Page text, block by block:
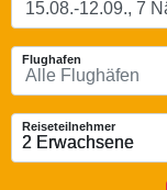
Flughafen
Reiseteilnehmer
2 Erwachsene
2 Erwachsene